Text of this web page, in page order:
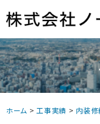
ホーム >工事実績 > 内装